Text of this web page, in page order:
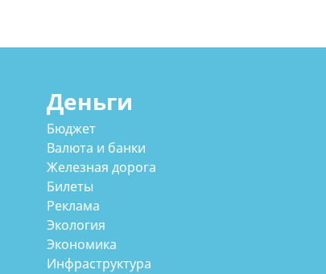
Деньги
Бюджет
Валюта и банки
Железная дорога
Билеты
Реклама
Экология
Экономика
Инфраструктура